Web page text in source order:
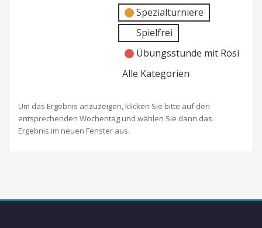
Spezialturniere
Spielfrei
Übungsstunde mit Rosi
Alle Kategorien
Um das Ergebnis anzuzeigen, klicken Sie bitte auf den
entsprechenden Wochentag und wählen Sie dann das
Ergebnis im neuen Fenster aus.